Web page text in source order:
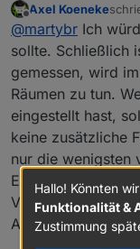
wenn man
eintragen
2.0.0
Offline
Axel Koeneke
@martybr Ich
sollte. Schließlich
gemessen, wird
Räumen zu tun.
eingestellt hast,
keine zusätzliche
nur die wenigsten
Erfolg... :)
VG
Axel
Hallo! Könnten
Funktionalität &
Zustimmung